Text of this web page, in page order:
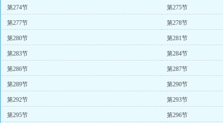
第274节 第275节
第277节 第278节
第280节 第281节
第283节 第284节
第286节 第287节
第289节 第290节
第292节 第293节
第295节 第296节